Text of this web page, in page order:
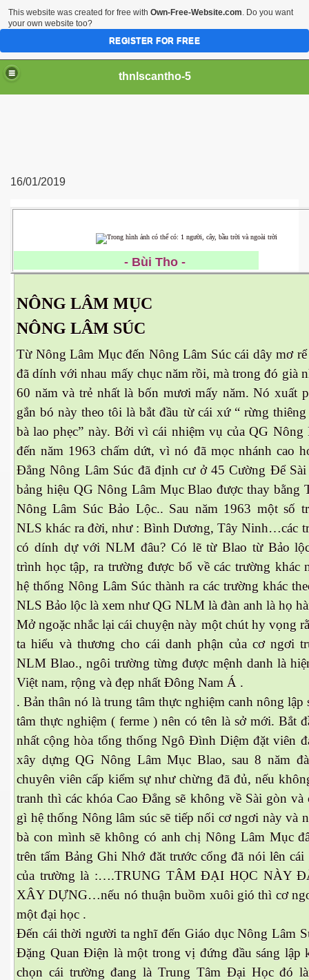
thnlscantho-5
16/01/2019
- Bùi Tho -
NÔNG LÂM MỤC
NÔNG LÂM SÚC
Từ Nông Lâm Mục đến Nông Lâm Súc cái dây mơ
đã dính với nhau mấy chục năm rồi, mà trong đó già
60 năm và trẻ nhất là bốn mươi mấy năm. Nó xuất
gắn bó này theo tôi là bắt đầu từ cái xứ “ rừng
bà lao phẹc” này. Bởi vì cái nhiệm vụ của QG Nông
đến năm 1963 chấm dứt, vì nó đã mọc nhánh cao
Đẳng Nông Lâm Súc đã định cư ở 45 Cường Để
bảng hiệu QG Nông Lâm Mục Blao được thay bằng
Nông Lâm Súc Bảo Lộc.. Sau năm 1963 một số
NLS khác ra đời, như : Bình Dương, Tây Ninh…các
có dính dự với NLM đâu? Có lẽ từ Blao từ Bảo
trình học tập, ra trường được bổ về các trường khác
hệ thống Nông Lâm Súc thành ra các trường khác
NLS Bảo lộc là xem như QG NLM là đàn anh là họ
Mở ngoặc nhắc lại cái chuyện này một chút hy vọng
ta hiểu và thương cho cái danh phận của cơ ngơi
NLM Blao., ngôi trường từng được mệnh danh là
Việt nam, rộng và đẹp nhất Đông Nam Á .
. Bản thân nó là trung tâm thực nghiệm canh nông lập
tâm thực nghiệm ( ferme ) nên có tên là sở mới. Bắt
nhất cộng hòa tổng thống Ngô Đình Diệm đặt viên
xây dựng QG Nông Lâm Mục Blao, sau 8 năm
chuyên viên cấp kiểm sự như chừng đã đủ, nếu
tranh thì các khóa Cao Đẳng sẽ không về Sài gòn và
gì hệ thống Nông lâm súc sẽ tiếp nối cơ ngơi này và
bà con mình sẽ không có anh chị Nông Lâm Mục
trên tấm Bảng Ghi Nhớ đăt trước cổng đã nói lên
của trường là :….TRUNG TÂM ĐẠI HỌC NÀY
XÂY DỰNG…nếu nó thuận buồm xuôi gió thì cơ
một đại học .
Đến cái thời người ta nghĩ đến Giáo dục Nông Lâm
Đặng Quan Điện là một trong vị đứng đầu sáng lập
chọn cái trường đang là Trung Tâm Đại Học đó
Bộ xưa
2015
This website was created for free with Own-Free-Website.com. Do you want
your own website too?
REGISTER FOR FREE